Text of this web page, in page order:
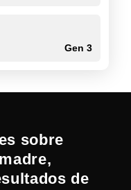
Gen 3
sobre
de